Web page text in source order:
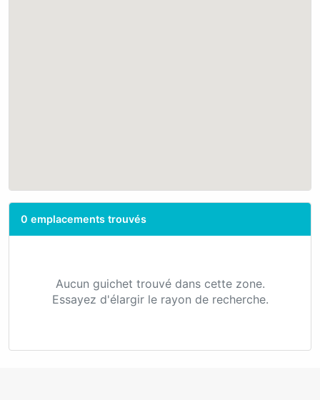
0 emplacements trouvés
Aucun guichet trouvé dans cette zone.
Essayez d'élargir le rayon de recherche.